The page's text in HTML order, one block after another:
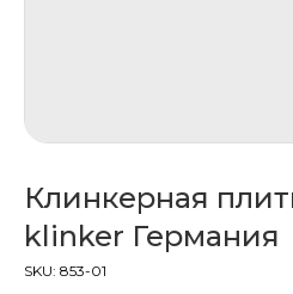
Клинкерная
klinker Германия
SKU: 853-01